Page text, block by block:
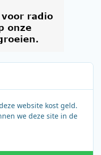
website kost geld.
we deze site in de